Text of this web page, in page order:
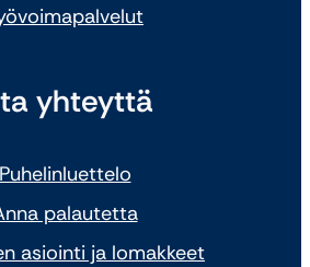
yhteyttä
Puhelinluettelo
palautetta
asiointi ja lomakkeet